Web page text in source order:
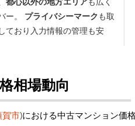
相場動向
賀市)における中古マンション価